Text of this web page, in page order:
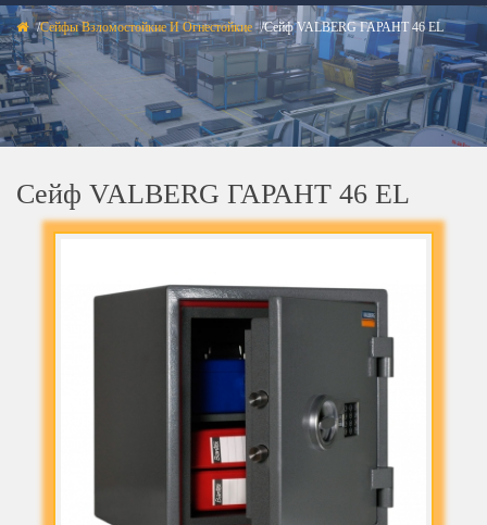
Сейфы Взломостойкие И Огнестойкие Сейф VALBERG ГАРАНТ 46 EL
Сейф VALBERG ГАРАНТ 46 EL